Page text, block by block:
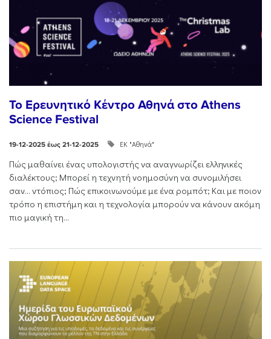
Το Ερευνητικό Κέντρο Αθηνά στο Athens
Science Festival
19-12-2025 έως 21-12-2025 ΕΚ "Αθηνά"
Πώς μαθαίνει ένας υπολογιστής να αναγνωρίζει ελληνικές
διαλέκτους; Μπορεί η τεχνητή νοημοσύνη να συνομιλήσει
σαν… ντόπιος; Πώς επικοινωνούμε με ένα ρομπότ; Και με ποιον
τρόπο η επιστήμη και η τεχνολογία μπορούν να κάνουν ακόμη
πιο μαγική τη...